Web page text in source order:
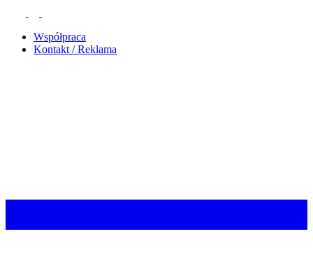
Współpraca
Kontakt / Reklama